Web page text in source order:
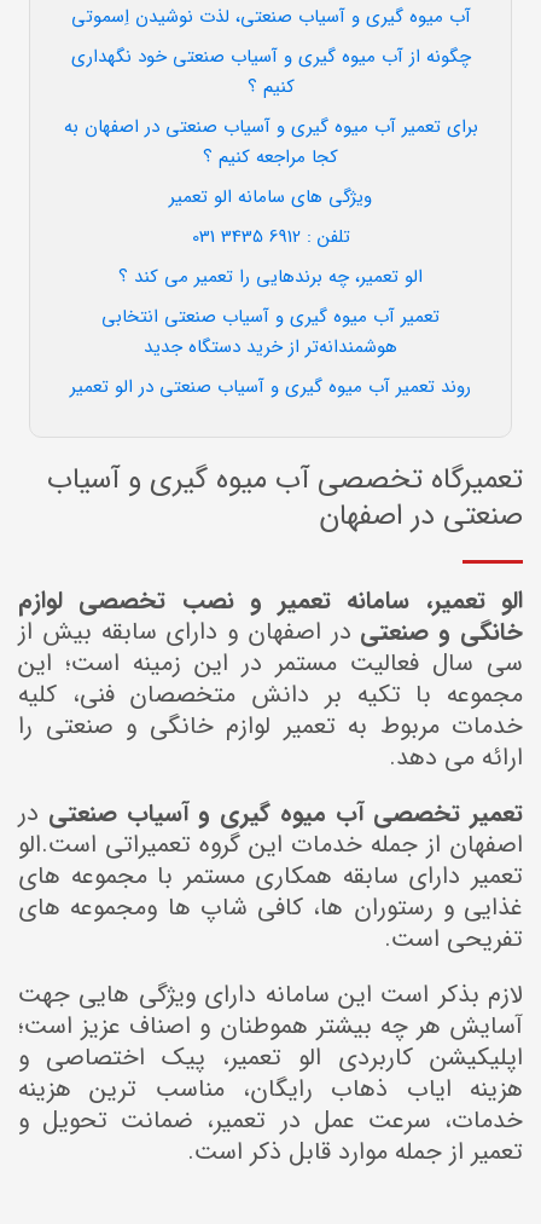
آب میوه گیری و آسیاب صنعتی، لذت نوشیدن اِسموتی
چگونه از آب میوه گیری و آسیاب صنعتی خود نگهداری
کنیم ؟
برای تعمیر آب میوه گیری و آسیاب صنعتی در اصفهان به
کجا مراجعه کنیم ؟
ویژگی های سامانه الو تعمیر
تلفن : 6912 3435 031
الو تعمیر، چه برندهایی را تعمیر می کند ؟
تعمیر آب میوه گیری و آسیاب صنعتی انتخابی
هوشمندانه‌تر از خرید دستگاه جدید
روند تعمیر آب میوه گیری و آسیاب صنعتی در الو تعمیر
تعمیرگاه تخصصی آب میوه گیری و آسیاب
صنعتی در اصفهان
الو تعمیر، سامانه تعمیر و نصب تخصصی لوازم
خانگی و صنعتی در اصفهان و دارای سابقه بیش از
سی سال فعالیت مستمر در این زمینه است؛ این
مجموعه با تکیه بر دانش متخصصان فنی، کلیه
خدمات مربوط به تعمیر لوازم خانگی و صنعتی را
ارائه می دهد.
تعمیر تخصصی آب میوه گیری و آسیاب صنعتی در
اصفهان از جمله خدمات این گروه تعمیراتی است.الو
تعمیر دارای سابقه همکاری مستمر با مجموعه های
غذایی و رستوران ها، کافی شاپ ها ومجموعه های
تفریحی است.
لازم بذکر است این سامانه دارای ویژگی هایی جهت
آسایش هر چه بیشتر هموطنان و اصناف عزیز است؛
اپلیکیشن کاربردی الو تعمیر، پیک اختصاصی و
هزینه ایاب ذهاب رایگان، مناسب ترین هزینه
خدمات، سرعت عمل در تعمیر، ضمانت تحویل و
تعمیر از جمله موارد قابل ذکر است.